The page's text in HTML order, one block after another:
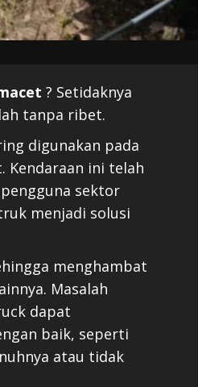
? Setidaknya
tanpa ribet.
digunakan pada
Kendaraan ini telah
sektor
menjadi solusi
menghambat
Masalah
dapat
baik, seperti
atau tidak